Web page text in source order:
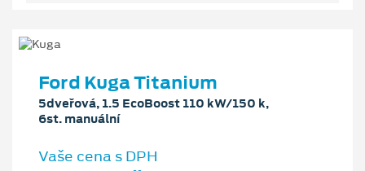
Ford Kuga Titanium
5dveřová, 1.5 EcoBoost 110 kW/150 k,
6st. manuální
Vaše cena s DPH